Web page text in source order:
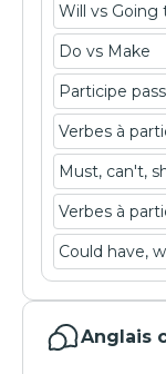
Will vs Going
Do vs Make
Participe
Verbes à
Must, can't,
Verbes à
Could have,
Anglais